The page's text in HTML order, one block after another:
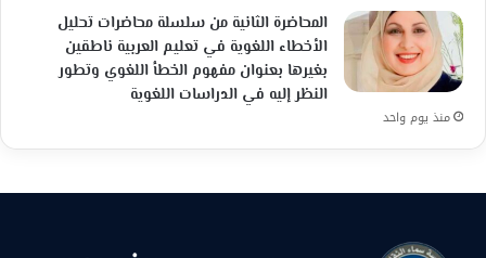
المحاضرة الثانية من سلسلة محاضرات تحليل
الأخطاء اللغوية في تعليم العربية ناطقين
بغيرها بعنوان مفهوم الخطأ اللغوي وتطور
النظر إليه في الدراسات اللغوية
منذ يوم واحد